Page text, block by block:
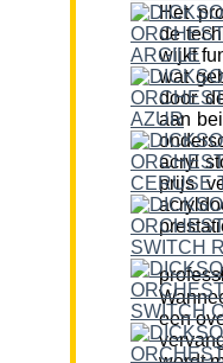
Het
de
wijkt
wat
door
aan
acryl
prijs
Advies van de
een